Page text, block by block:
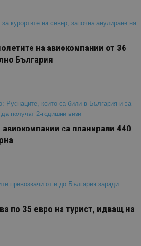
на авиокомпании от 36
България
са планирали 440
по 35 евро на турист, идващ на